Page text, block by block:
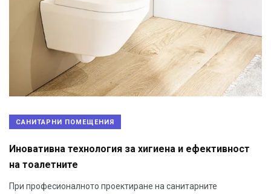
САНИТАРНИ ПОМЕЩЕНИЯ
Иновативна технология за хигиена и ефективност
на тоалетните
При професионалното проектиране на санитарните